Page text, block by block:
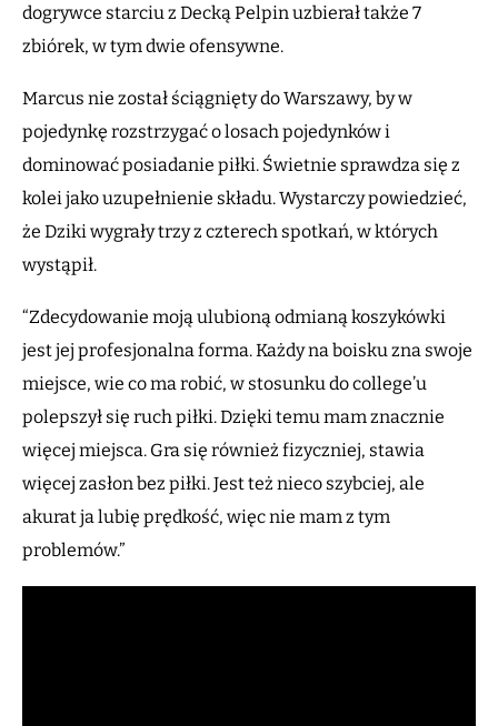
dogrywce starciu z Decką Pelpin uzbierał także 7
zbiórek, w tym dwie ofensywne.
Marcus nie został ściągnięty do Warszawy, by w
pojedynkę rozstrzygać o losach pojedynków i
dominować posiadanie piłki. Świetnie sprawdza się z
kolei jako uzupełnienie składu. Wystarczy powiedzieć,
że Dziki wygrały trzy z czterech spotkań, w których
wystąpił.
“Zdecydowanie moją ulubioną odmianą koszykówki
jest jej profesjonalna forma. Każdy na boisku zna swoje
miejsce, wie co ma robić, w stosunku do college’u
polepszył się ruch piłki. Dzięki temu mam znacznie
więcej miejsca. Gra się również fizyczniej, stawia
więcej zasłon bez piłki. Jest też nieco szybciej, ale
akurat ja lubię prędkość, więc nie mam z tym
problemów.”